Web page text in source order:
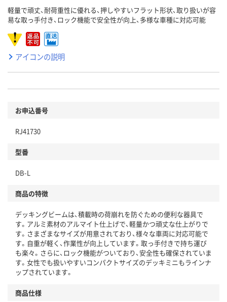
軽量で頑丈、耐荷重性に優れる、押しやすいフラット形状、取り扱いが容
易な取っ手付き、ロック機能で安全性が向上、多様な車種に対応可能
アイコンの説明
お申込番号
RJ41730
型番
DB-L
商品の特徴
デッキングビームは、積載時の荷崩れを防ぐための便利な器具で
す。アルミ素材のアルマイト仕上げで、軽量かつ頑丈な仕上がりで
す。さまざまなサイズが用意されており、様々な車両に対応可能で
す。自重が軽く、作業性が向上しています。取っ手付きで持ち運び
も楽々。さらに、ロック機能がついており、安全性も確保されていま
す。女性でも扱いやすいコンパクトサイズのデッキミニもラインナ
ップされています。
商品仕様